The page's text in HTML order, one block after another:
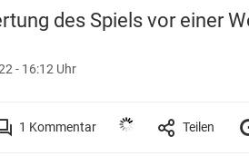
des Spiels vor einer
- 16:12 Uhr
1 Kommentar Teilen